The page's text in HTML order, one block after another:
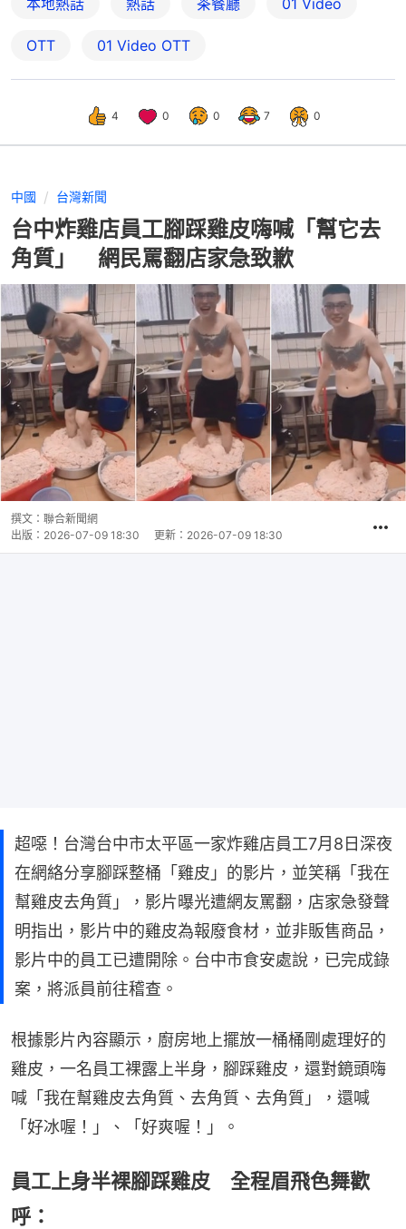
本地熱話 熱話 茶餐廳 01 Video
OTT 01‌ ‌Video‌ ‌OTT
4 0 0 7 0
中國 台灣新聞
台中炸雞店員工腳踩雞皮嗨喊「幫它去
角質」 網民罵翻店家急致歉
撰文： 聯合新聞網
出版： 2026-07-09 18:30 更新： 2026-07-09 18:30
超噁！台灣台中市太平區一家炸雞店員工7月8日深夜
在網絡分享腳踩整桶「雞皮」的影片，並笑稱「我在
幫雞皮去角質」，影片曝光遭網友罵翻，店家急發聲
明指出，影片中的雞皮為報廢食材，並非販售商品，
影片中的員工已遭開除。台中市食安處說，已完成錄
案，將派員前往稽查。
根據影片內容顯示，廚房地上擺放一桶桶剛處理好的
雞皮，一名員工裸露上半身，腳踩雞皮，還對鏡頭嗨
喊「我在幫雞皮去角質、去角質、去角質」，還喊
「好冰喔！」、「好爽喔！」。
員工上身半裸腳踩雞皮 全程眉飛色舞歡
呼：